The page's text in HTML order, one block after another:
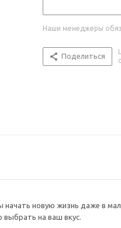
Наши менеджеры
Поделиться
новую жизнь даже в
выбрать на ваш вкус.